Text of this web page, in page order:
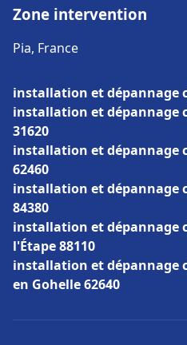
Zone intervention
Pia, France
installation et dépannage
installation et dépannage
31620
installation et dépannage
62460
installation et dépannage
84380
installation et dépannage
l'Étape 88110
installation et dépannage
en Gohelle 62640